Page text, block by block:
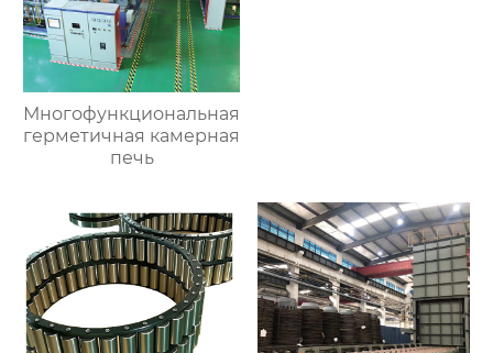
Многофункциональная
герметичная камерная
печь